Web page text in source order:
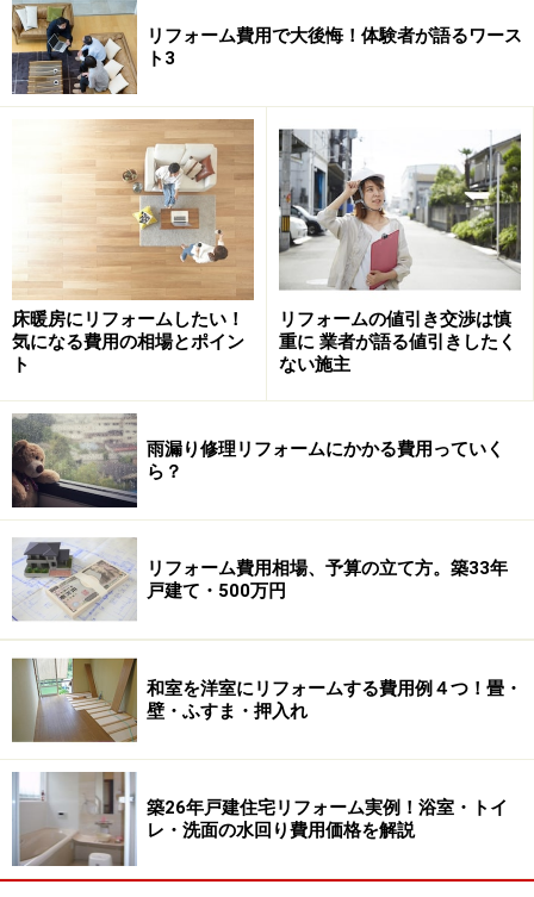
リフォーム費用で大後悔！体験者が語るワース
ト3
床暖房にリフォームしたい！
気になる費用の相場とポイン
ト
リフォームの値引き交渉は慎
重に 業者が語る値引きしたく
ない施主
雨漏り修理リフォームにかかる費用っていく
ら？
リフォーム費用相場、予算の立て方。築33年
戸建て・500万円
和室を洋室にリフォームする費用例４つ！畳・
壁・ふすま・押入れ
築26年戸建住宅リフォーム実例！浴室・トイ
レ・洗面の水回り費用価格を解説